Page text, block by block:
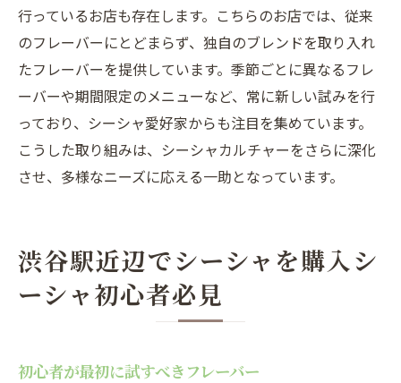
行っているお店も存在します。こちらのお店では、従来
のフレーバーにとどまらず、独自のブレンドを取り入れ
たフレーバーを提供しています。季節ごとに異なるフレ
ーバーや期間限定のメニューなど、常に新しい試みを行
っており、シーシャ愛好家からも注目を集めています。
こうした取り組みは、シーシャカルチャーをさらに深化
させ、多様なニーズに応える一助となっています。
渋谷駅近辺でシーシャを購入シ
ーシャ初心者必見
初心者が最初に試すべきフレーバー